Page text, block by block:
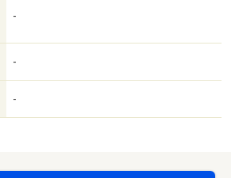
ラッグストア）まで３６０ｍ／水島
銀行）まで４２７ｍ/賃貸戸数:22戸
-
-
-